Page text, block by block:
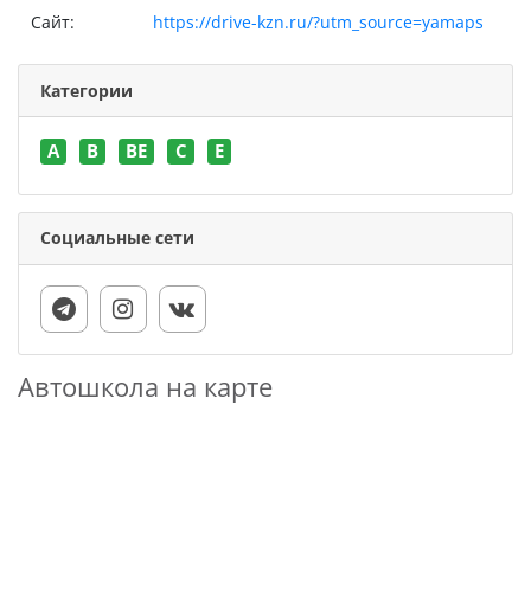
Сайт: https://drive-kzn.ru/?utm_source=yamaps
Категории
A B BE C E
Социальные сети
Автошкола на карте